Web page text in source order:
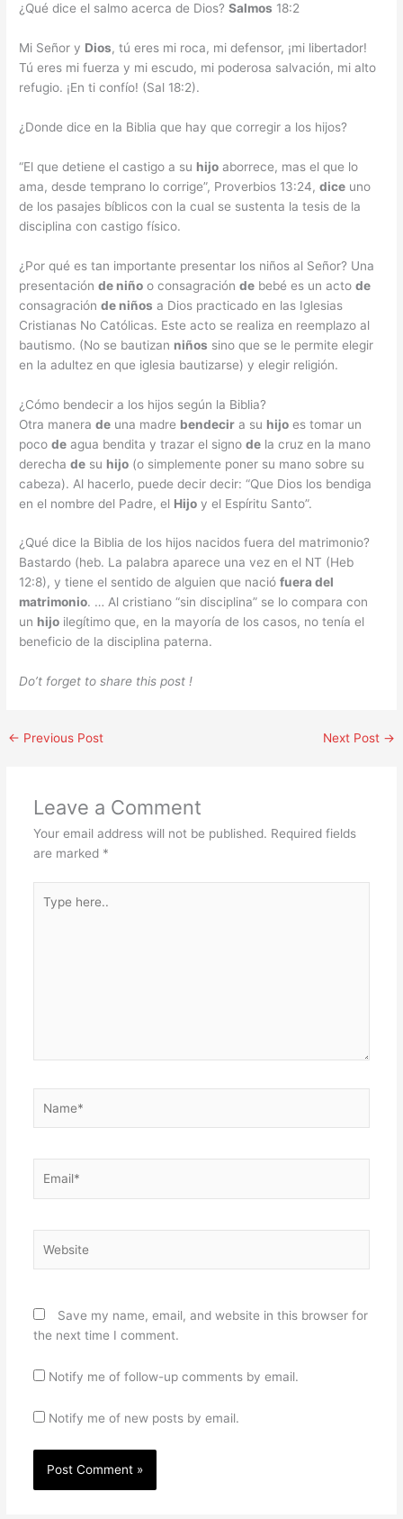
¿Qué dice el salmo acerca de Dios?Salmos 18:2
Mi Señor y Dios, tú eres mi roca, mi defensor, ¡mi libertador!
Tú eres mi fuerza y mi escudo, mi poderosa salvación, mi alto
refugio. ¡En ti confío! (Sal 18:2).
¿Donde dice en la Biblia que hay que corregir a los hijos?
“El que detiene el castigo a su hijo aborrece, mas el que lo
ama, desde temprano lo corrige”, Proverbios 13:24,dice uno
de los pasajes bíblicos con la cual se sustenta la tesis de la
disciplina con castigo físico.
¿Por qué es tan importante presentar los niños al Señor? Una
presentaciónde niño o consagraciónde bebé es un actode
consagraciónde niños a Dios practicado en las Iglesias
Cristianas No Católicas. Este acto se realiza en reemplazo al
bautismo. (No se bautizan niños sino que se le permite elegir
en la adultez en que iglesia bautizarse) y elegir religión.
¿Cómo bendecir a los hijos según la Biblia?
Otra manerade una madre bendecir a su hijo es tomar un
pocode agua bendita y trazar el signode la cruz en la mano
derechade su hijo (o simplemente poner su mano sobre su
cabeza). Al hacerlo, puede decir decir: “Que Dios los bendiga
en el nombre del Padre, el Hijo y el Espíritu Santo”.
¿Qué dice la Biblia de los hijos nacidos fuera del matrimonio?
Bastardo (heb. La palabra aparece una vez en el NT (Heb
12:8), y tiene el sentido de alguien que naciófuera del
matrimonio. … Al cristiano “sin disciplina” se lo compara con
un hijo ilegítimo que, en la mayoría de los casos, no tenía el
beneficio de la disciplina paterna.
Do’t forget to share this post !
← Previous Post Next Post →
Leave a Comment
Your email address will not be published. Required fields
are marked *
here..
Save my name, email, and website in this browser for
the next time I comment.
Notify me of follow-up comments by email.
Notify me of new posts by email.